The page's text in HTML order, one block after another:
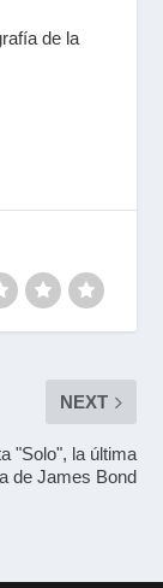
de la
NEXT
"Solo", la última
de James Bond